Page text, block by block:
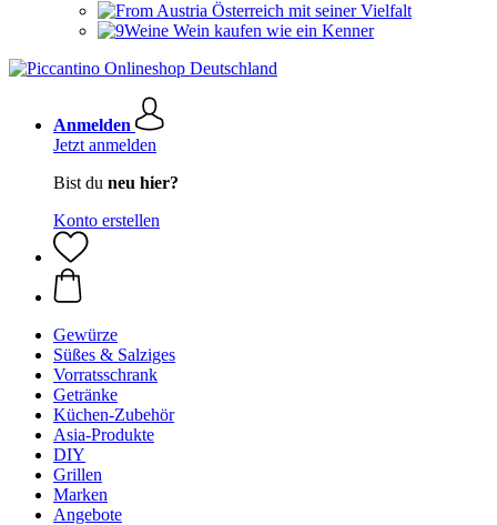
Österreich mit seiner Vielfalt
Wein kaufen wie ein Kenner
Anmelden
Jetzt anmelden
Bist du neu hier?
Konto erstellen
Gewürze
Süßes & Salziges
Vorratsschrank
Getränke
Küchen-Zubehör
Asia-Produkte
DIY
Grillen
Marken
Angebote